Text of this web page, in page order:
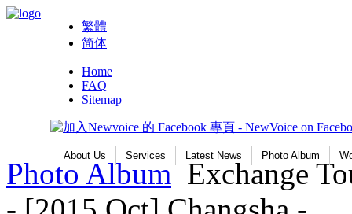
繁體
简体
Home
FAQ
Sitemap
About Us Services Latest News Photo Album
Photo Album Exchange